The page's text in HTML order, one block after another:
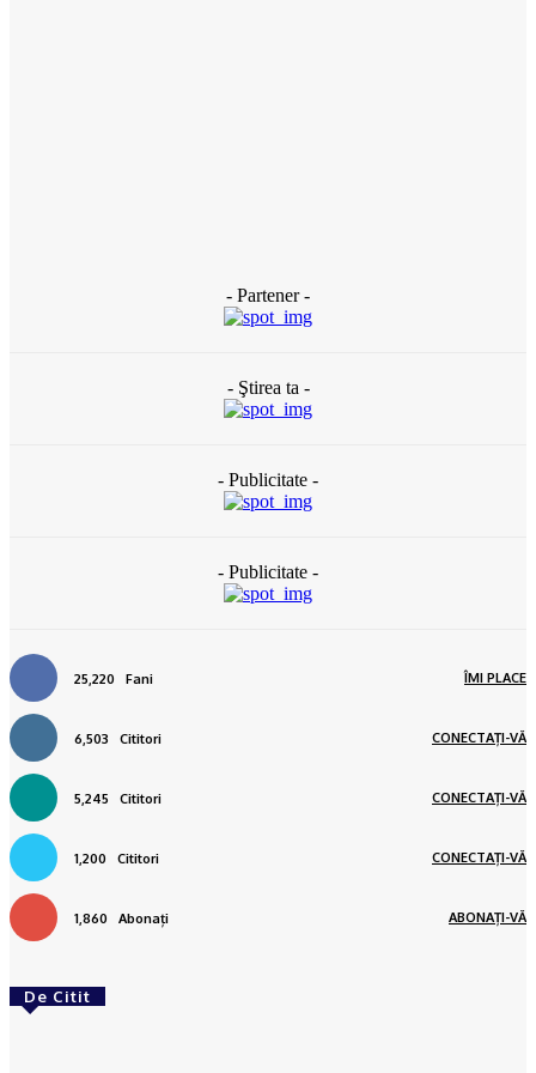
- Partener -
- Ştirea ta -
- Publicitate -
- Publicitate -
25,220 Fani ÎMI PLACE
6,503 Cititori CONECTAȚI-VĂ
5,245 Cititori CONECTAȚI-VĂ
1,200 Cititori CONECTAȚI-VĂ
1,860 Abonați ABONAȚI-VĂ
De Citit